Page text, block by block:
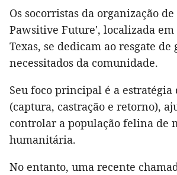
Os socorristas da organização
Pawsitive Future', localizada em
Texas, se dedicam ao resgate de
necessitados da comunidade.
Seu foco principal é a estratégia
(captura, castração e retorno),
controlar a população felina de
humanitária.
No entanto, uma recente